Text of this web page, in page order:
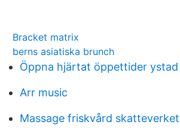
Bracket matrix
berns asiatiska brunch
Öppna hjärtat öppettider ystad
Arr music
Massage friskvård skatteverket